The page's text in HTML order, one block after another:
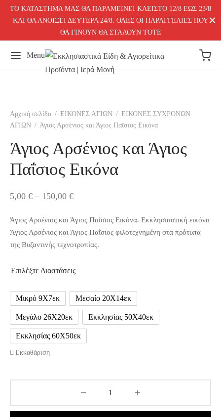
ΤΟ ΚΑΤΑΣΤΗΜΑ ΜΑΣ ΘΑ ΠΑΡΑΜΕΙΝΕΙ ΚΛΕΙΣΤΟ 12/8 ΕΩΣ 23/8
ΚΑΙ ΘΑ ΑΝΟΙΞΕΙ ΔΕΥΤΕΡΑ 24/8. ΟΛΕΣ ΟΙ ΠΑΡΑΓΓΕΛΙΕΣ ΠΟΥ
ΘΑ ΓΙΝΟΥΝ ΘΑ ΣΤΑΛΟΥΝ ΤΟΤΕ
Menu
Αρχική σελίδα / ΕΙΚΟΝΕΣ ΑΓΙΩΝ / ΕΙΚΟΝΕΣ ΣΥΧΡΟΝΩΝ
ΑΓΙΩΝ / Άγιος Αρσένιος και Άγιος Παΐσιος Εικόνα
Άγιος Αρσένιος και Άγιος
Παΐσιος Εικόνα
5,00 € – 150,00 €Price
5,00 €
through
Άγιος Αρσένιος και Άγιος Παΐσιος Εικόνα. Εκκλησιαστική εικόνα
Άγιος Αρσένιος και Άγιος Παΐσιος φιλοτεχνημένη στα πρότυπα
της Βυζαντινής τεχνοτροπίας.
Επιλέξτε Διαστάσεις
Μικρό 9Χ7εκ Μεσαίο 20Χ14εκ
Μεγάλο 26Χ20εκ Εκκλησίας 50Χ40εκ
Εκκλησίας 60Χ50εκ
Εκκαθάριση